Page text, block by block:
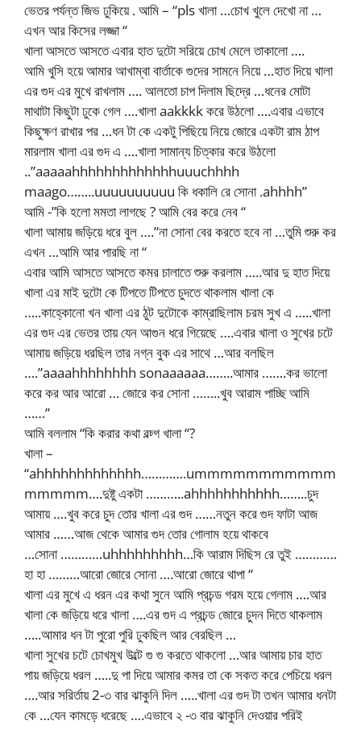
ভেতর পর্যন্ত জিভ ঢুকিয়ে . আমি – “pls খালা …চোখ খুলে দেখো না …
এখন আর কিসের লজ্জা “
খালা আসতে আসতে এবার হাত দুটো সরিয়ে চোখ মেলে তাকালো ….
আমি খুসি হয়ে আমার আখাম্বা বার্তাকে গুদের সামনে নিয়ে …হাত দিয়ে খালা
এর গুদ এর মুখে রাখলাম …. আলতো চাপ দিলাম ছিদ্রে …ধনের মোটা
মাথাটা কিছুটা ঢুকে গেল ….খালা aakkkk করে উঠলো ….এবার এভাবে
কিছুক্ষণ রাখার পর …ধন টা কে একটু পিছিয়ে নিয়ে জোরে একটা রাম ঠাপ
মারলাম খালা এর গুদ এ ….খালা সামান্য চিত্কার করে উঠলো
..”aaaaahhhhhhhhhhhhhuuuchhhh
maago……..uuuuuuuuuu কি ধকালি রে সোনা .ahhhh”
আমি -”কি হলো মমতা লাগছে ? আমি বের করে নেব “
খালা আমায় জড়িয়ে ধরে বুল ….”না সোনা বের করতে হবে না …তুমি শুরু কর
এখন …আমি আর পারছি না “
এবার আমি আসতে আসতে কমর চালাতে শুরু করলাম …..আর দু হাত দিয়ে
খালা এর মাই দুটো কে টিপতে টিপতে চুদতে থাকলাম খালা কে
…..কাহ্কোনো খন খালা এর ঠুট দুটোকে কাম্রাছিলাম চরম সুখ এ …..খালা
এর গুদ এর ভেতর তায় যেন আগুন ধরে গিয়েছে ….এবার খালা ও সুখের চটে
আমায় জড়িয়ে ধরছিল তার নগ্ন বুক এর সাথে …আর বলছিল
….”aaaahhhhhhhh sonaaaaaa……..আমার …….কর ভালো
করে কর আর আরো … জোরে কর সোনা ……..খুব আরাম পাচ্ছি আমি
……”
আমি বললাম “কি করার কথা বল্চ্গ খালা “?
খালা –
“ahhhhhhhhhhhhh………….ummmmmmmmmmm
mmmmm….দুষ্টু একটা ………..ahhhhhhhhhhh……..চুদ
আমায় ….খুব করে চুদ তোর খালা এর গুদ ……নতুন করে গুদ ফাটা আজ
আমার ……আজ থেকে আমার গুদ তোর গোলাম হয়ে থাকবে
…সোনা …………uhhhhhhhhh…কি আরাম দিছিস রে তুই …………
হা হা ………আরো জোরে সোনা ….আরো জোরে থাপা “
খালা এর মুখে এ ধরন এর কথা সুনে আমি প্রচন্ড গরম হয়ে গেলাম ….আর
খালা কে জড়িয়ে ধরে খালা ….এর গুদ এ প্রচন্ড জোরে চুদন দিতে থাকলাম
…..আমার ধন টা পুরো পুরি ঢুকছিল আর বেরছিল …
খালা সুখের চটে চোখমুখ উল্টে গু গু করতে থাকলো …আর আমায় চার হাত
পায় জড়িয়ে ধরল …..দু পা দিয়ে আমার কমর তা কে সকত করে পেচিয়ে ধরল
….আর সরির্তায় 2-৩ বার ঝাকুনি দিল …..খালা এর গুদ টা তখন আমার ধনটা
কে …যেন কামড়ে ধরেছে ….এভাবে ২ -৩ বার ঝাকুনি দেওয়ার পরিই